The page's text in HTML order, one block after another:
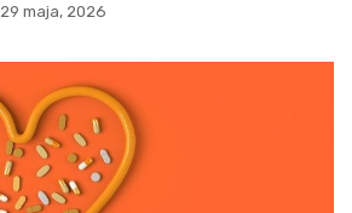
29 maja, 2026